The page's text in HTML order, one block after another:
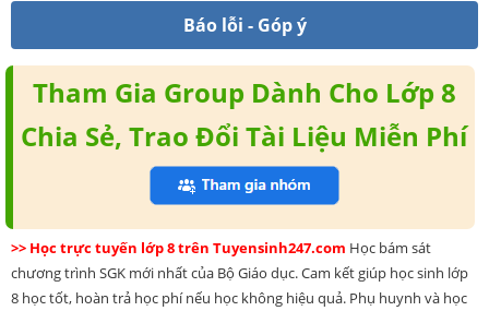
Báo lỗi - Góp ý
Tham Gia Group Dành Cho Lớp 8
Chia Sẻ, Trao Đổi Tài Liệu Miễn Phí
>> Học trực tuyến lớp 8 trên Tuyensinh247.com Học bám sát
chương trình SGK mới nhất của Bộ Giáo dục. Cam kết giúp học sinh lớp
8 học tốt, hoàn trả học phí nếu học không hiệu quả. Phụ huynh và học